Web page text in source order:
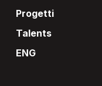
Progetti
Talents
ENG